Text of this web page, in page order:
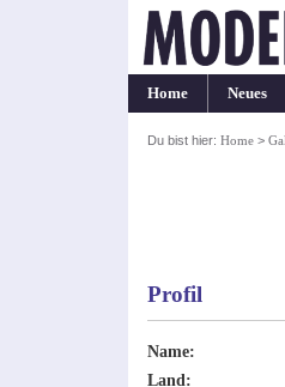
Home Neues
Du bist hier: Home>
Profil
Name:
Land: